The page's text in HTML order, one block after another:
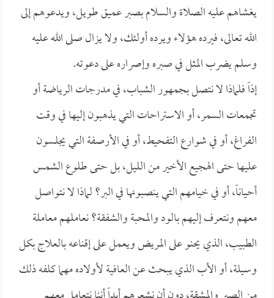
يغشاهم عليه الصلاة والسلام بصبر عميق طويل، ويدعوهم إلى
الله تعالى، فيرده هؤلاء ويرده أولئك، ولا يزال صلى الله عليه
وسلم يضرب المثل في صبره وإصراره على دعوته.
إذاً فلماذا لا نتصل بجمهور الشباب، في مدرجات الرياضة أو
تجمعات السمر، أو الاستراحات التي يذهبون إليها في وقت
الفراغ، أو في شوارع التفحيط، أو في الأرصفة التي يجلسون
عليها حتى الهجيع الأخير من الليل، بل حتى طلوع الشمس
أحياناً، أو في خيامهم التي ينصبونها في البر؟ لماذا لا نتواصل
معهم ونتعرف إليهم بالود والمحبة والشفقة؟ نعاملهم معاملة
الطبيب، الذي يحنو على المريض ويعمل على إقناعه بالعلاج بكل
وسيلة، أو الأب الذي يبحث عن العافية لأولاده مهما كلفه ذلك